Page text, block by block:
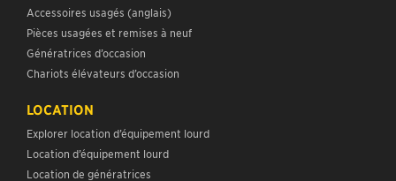
Accessoires usagés (anglais)
Pièces usagées et remises à neuf
Génératrices d’occasion
Chariots élévateurs d’occasion
LOCATION
Explorer location d’équipement lourd
Location d’équipement lourd
Location de génératrices